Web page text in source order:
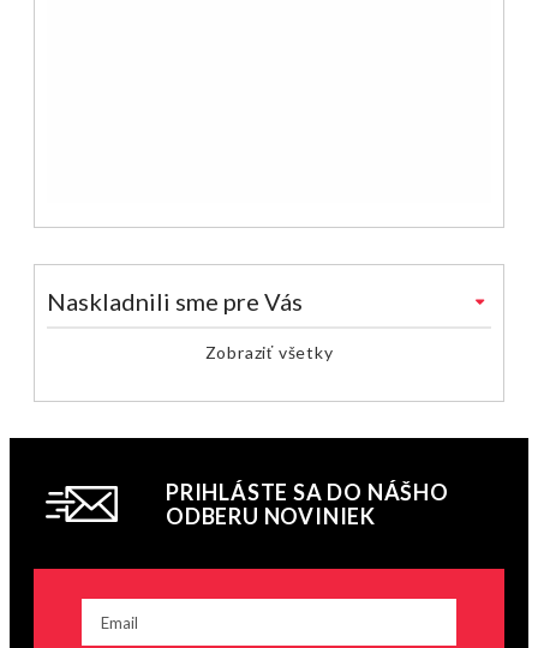
Naskladnili sme pre Vás
Zobraziť všetky
PRIHLÁSTE SA DO NÁŠHO
ODBERU NOVINIEK